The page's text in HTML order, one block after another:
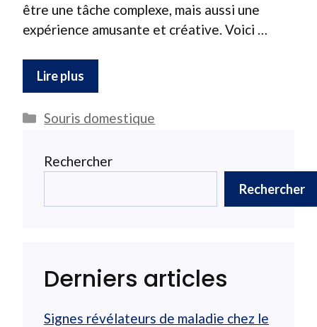
être une tâche complexe, mais aussi une
expérience amusante et créative. Voici …
Lire plus
Catégories
Souris domestique
Rechercher
Rechercher
Derniers articles
Signes révélateurs de maladie chez le